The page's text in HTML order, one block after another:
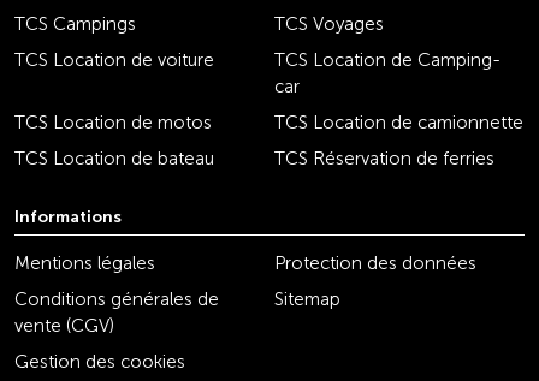
TCS Campings
TCS Voyages
TCS Location de voiture
TCS Location de Camping-
car
TCS Location de motos
TCS Location de camionnette
TCS Location de bateau
TCS Réservation de ferries
Informations
Mentions légales
Protection des données
Conditions générales de
vente (CGV)
Sitemap
Gestion des cookies